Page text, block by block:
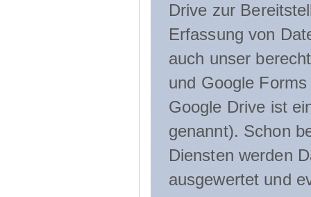
Drive zur
Erfassung von
auch unser
und Google
Google Drive ist
genannt). Schon
Diensten werden
ausgewertet und